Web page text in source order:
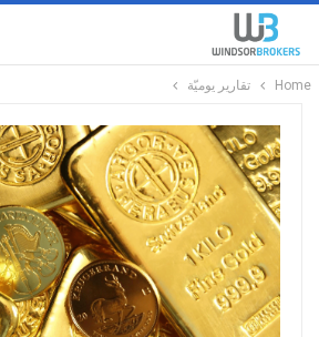
Home تقارير يوميّة